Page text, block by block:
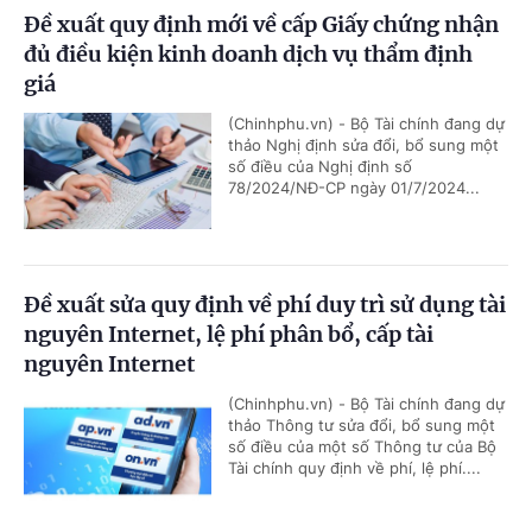
Đề xuất quy định mới về cấp Giấy chứng nhận
đủ điều kiện kinh doanh dịch vụ thẩm định
giá
(Chinhphu.vn) - Bộ Tài chính đang dự
thảo Nghị định sửa đổi, bổ sung một
số điều của Nghị định số
78/2024/NĐ-CP ngày 01/7/2024...
Đề xuất sửa quy định về phí duy trì sử dụng tài
nguyên Internet, lệ phí phân bổ, cấp tài
nguyên Internet
(Chinhphu.vn) - Bộ Tài chính đang dự
thảo Thông tư sửa đổi, bổ sung một
số điều của một số Thông tư của Bộ
Tài chính quy định về phí, lệ phí....